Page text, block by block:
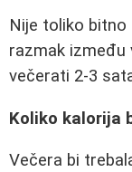
Nije toliko bitno
razmak između
večerati 2-3
Koliko kalorija
Večera bi